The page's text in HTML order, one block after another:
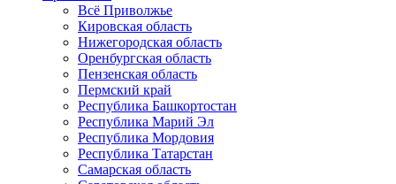
Всё Приволжье
Кировская область
Нижегородская область
Оренбургская область
Пензенская область
Пермский край
Республика Башкортостан
Республика Марий Эл
Республика Мордовия
Республика Татарстан
Самарская область